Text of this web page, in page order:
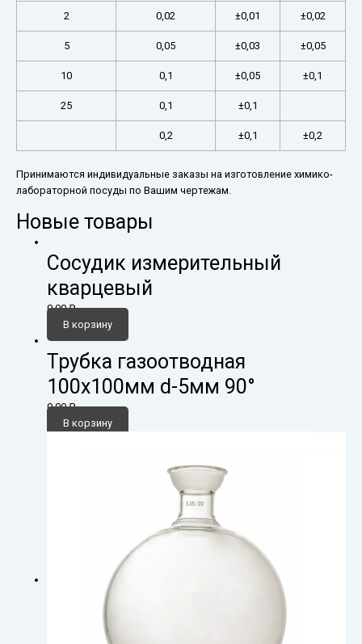
2 0,02 ±0,01 ±0,02
5 0,05 ±0,03 ±0,05
10 0,1 ±0,05 ±0,1
25 0,1 ±0,1
0,2 ±0,1 ±0,2
Принимаются индивидуальные заказы на изготовление химико-
лабораторной посуды по Вашим чертежам.
Новые товары
Сосудик измерительный
кварцевый
0,00₽
В корзину
Трубка газоотводная
100х100мм d-5мм 90°
0,00₽
В корзину